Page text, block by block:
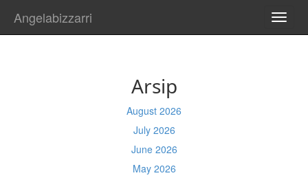
Angelabizzarri
Arsip
August 2026
July 2026
June 2026
May 2026